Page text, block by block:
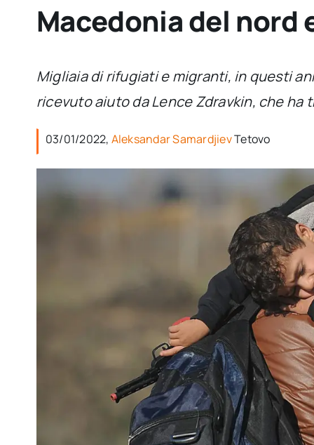
Macedonia del
Migliaia di rifugiati e migranti, in questi
ricevuto aiuto da Lence Zdravkin, che ha
03/01/2022, Aleksandar SamardjievTetovo